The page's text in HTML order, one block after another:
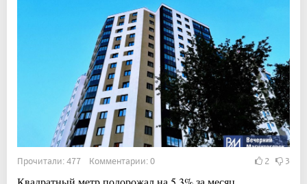
Прочитали: 477 Комментарии: 0 2 3